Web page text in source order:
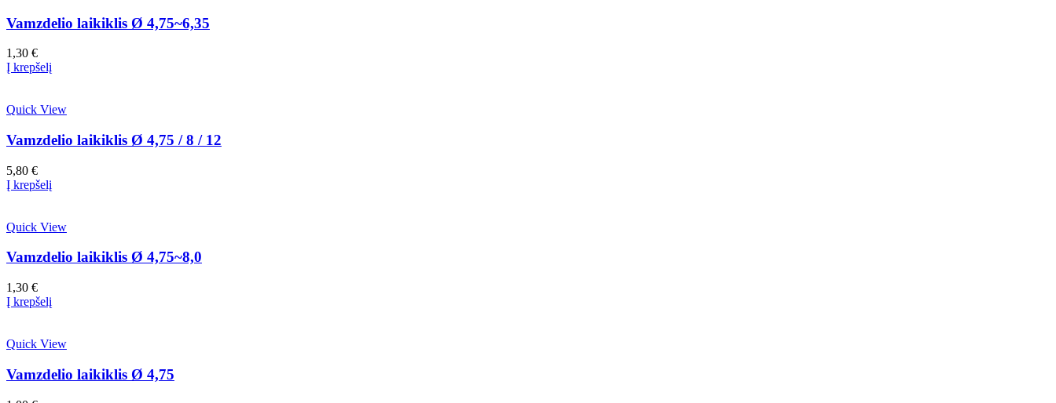
Vamzdelio laikiklis Ø 4,75~6,35
1,30 €
Į krepšelį
Quick View
Vamzdelio laikiklis Ø 4,75 / 8 / 12
5,80 €
Į krepšelį
Quick View
Vamzdelio laikiklis Ø 4,75~8,0
1,30 €
Į krepšelį
Quick View
Vamzdelio laikiklis Ø 4,75